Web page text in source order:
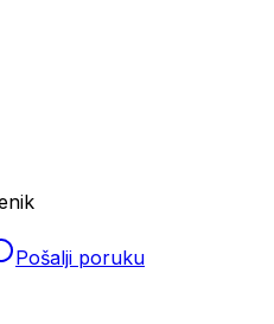
Pošalji poruku